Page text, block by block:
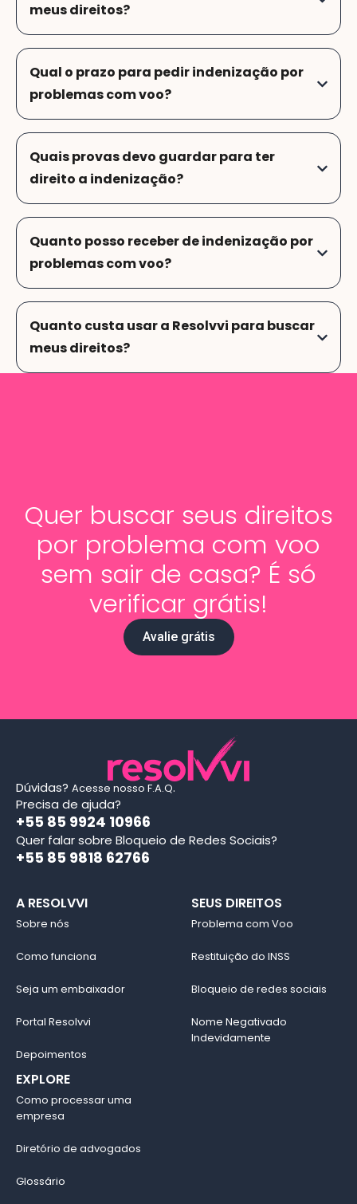
meus direitos?
Qual o prazo para pedir indenização por
problemas com voo?
Quais provas devo guardar para ter
direito a indenização?
Quanto posso receber de indenização por
problemas com voo?
Quanto custa usar a Resolvvi para buscar
meus direitos?
Quer buscar seus direitos
por problema com voo
sem sair de casa? É só
verificar grátis!
Avalie grátis
Dúvidas? Acesse nosso F.A.Q.
Precisa de ajuda?
+55 85 9924 10966
Quer falar sobre Bloqueio de Redes Sociais?
+55 85 9818 62766
A RESOLVVI
Sobre nós
Como funciona
Seja um embaixador
Portal Resolvvi
Depoimentos
SEUS DIREITOS
Problema com Voo
Restituição do INSS
Bloqueio de redes sociais
Nome Negativado
Indevidamente
EXPLORE
Como processar uma
empresa
Diretório de advogados
Glossário